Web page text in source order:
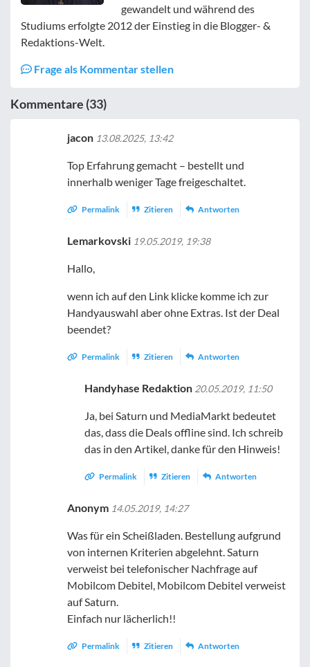
gewandelt und während des
Studiums erfolgte 2012 der Einstieg in die Blogger- &
Redaktions-Welt.
Frage als Kommentar stellen
Kommentare (33)
jacon 13.08.2025, 13:42
Top Erfahrung gemacht – bestellt und
innerhalb weniger Tage freigeschaltet.
Permalink Zitieren Antworten
Lemarkovski 19.05.2019, 19:38
Hallo,
wenn ich auf den Link klicke komme ich zur
Handyauswahl aber ohne Extras. Ist der Deal
beendet?
Permalink Zitieren Antworten
Handyhase Redaktion 20.05.2019, 11:50
Ja, bei Saturn und MediaMarkt bedeutet
das, dass die Deals offline sind. Ich schreib
das in den Artikel, danke für den Hinweis!
Permalink Zitieren Antworten
Anonym 14.05.2019, 14:27
Was für ein Scheißladen. Bestellung aufgrund
von internen Kriterien abgelehnt. Saturn
verweist bei telefonischer Nachfrage auf
Mobilcom Debitel, Mobilcom Debitel verweist
auf Saturn.
Einfach nur lächerlich!!
Permalink Zitieren Antworten